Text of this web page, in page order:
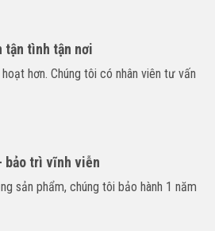
tận tình tận nơi
hơn. Chúng tôi có nhân viên tư vấn
bảo trì vĩnh viễn
sản phẩm, chúng tôi bảo hành 1 năm